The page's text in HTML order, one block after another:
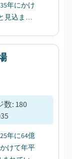
年にかけ
見込まれ
数:180
年に64億
けて年平